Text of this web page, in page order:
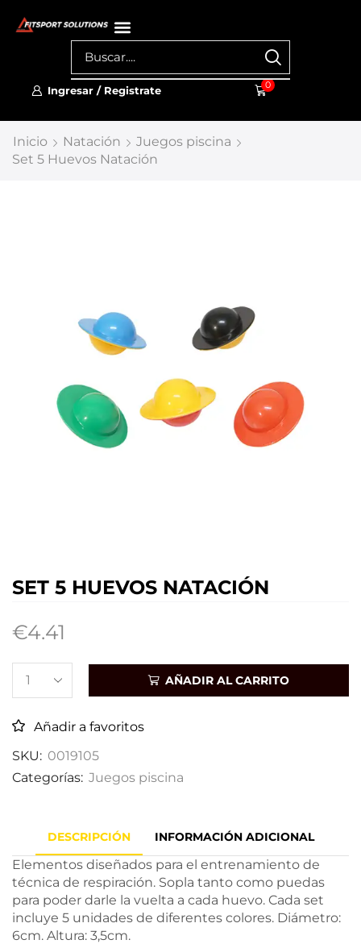
Ingresar / Registrate 0
Inicio Natación
Juegos piscina
Set 5 Huevos Natación
SET 5 HUEVOS NATACIÓN
€4.41
AÑADIR AL CARRITO
Añadir a favoritos
SKU: 0019105
Categorías: Juegos piscina
DESCRIPCIÓN INFORMACIÓN ADICIONAL
Elementos diseñados para el entrenamiento de
técnica de respiración. Sopla tanto como puedas
para poder darle la vuelta a cada huevo. Cada set
incluye 5 unidades de diferentes colores. Diámetro:
6cm. Altura: 3,5cm.